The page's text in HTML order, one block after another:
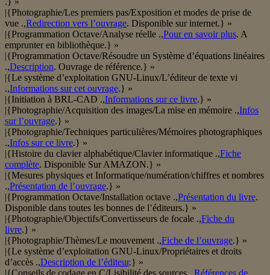
|{Photographie/Les premiers pas/Exposition et modes de prise de
vue .,Redirection vers l’ouvrage. Disponible sur internet.} »
|{Programmation Octave/Analyse réelle .,Pour en savoir plus. A
emprunter en bibliothèque.} »
|{Programmation Octave/Résoudre un Système d’équations linéaires
.,Description. Ouvrage de référence.} »
|{Le système d’exploitation GNU-Linux/L’éditeur de texte vi
.,Informations sur cet ouvrage.} »
|{Initiation à BRL-CAD .,Informations sur ce livre.} »
|{Photographie/Acquisition des images/La mise en mémoire .,Infos
sur l’ouvrage.} »
|{Photographie/Techniques particulières/Mémoires photographiques
.,Infos sur ce livre.} »
|{Histoire du clavier alphabétique/Clavier informatique .,Fiche
complète. Disponible Sur AMAZON.} »
|{Mesures physiques et Informatique/numération/chiffres et nombres
.,Présentation de l’ouvrage.} »
|{Programmation Octave/Installation octave .,Présentation du livre.
Disponible dans toutes les bonnes de l’éditeurs.} »
|{Photographie/Objectifs/Convertisseurs de focale .,Fiche du
livre.} »
|{Photographie/Thèmes/Le mouvement .,Fiche de l’ouvrage.} »
|{Le système d’exploitation GNU-Linux/Propriétaires et droits
d’accès .,Description de l’éditeur.} »
|{Conseils de codage en C/Lisibilité des sources .,Références de